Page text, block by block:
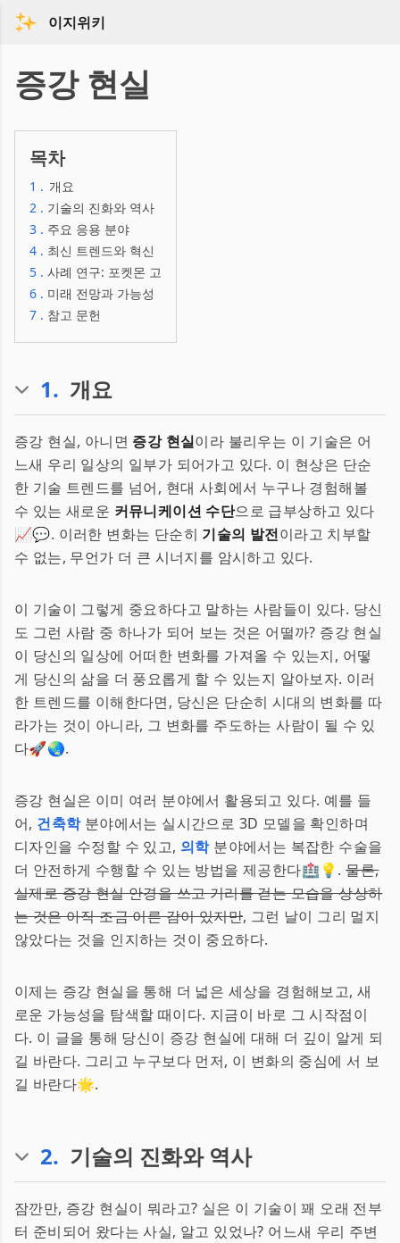
이지위키
증강 현실
목차
1 . 개요
2 . 기술의 진화와 역사
3 . 주요 응용 분야
4 . 최신 트렌드와 혁신
5 . 사례 연구: 포켓몬 고
6 . 미래 전망과 가능성
7 . 참고 문헌
1. 개요
증강 현실, 아니면 증강 현실이라 불리우는 이 기술은 어
느새 우리 일상의 일부가 되어가고 있다. 이 현상은 단순
한 기술 트렌드를 넘어, 현대 사회에서 누구나 경험해볼
수 있는 새로운 커뮤니케이션 수단으로 급부상하고 있다
📈💬. 이러한 변화는 단순히 기술의 발전이라고 치부할
수 없는, 무언가 더 큰 시너지를 암시하고 있다.
이 기술이 그렇게 중요하다고 말하는 사람들이 있다. 당신
도 그런 사람 중 하나가 되어 보는 것은 어떨까? 증강 현실
이 당신의 일상에 어떠한 변화를 가져올 수 있는지, 어떻
게 당신의 삶을 더 풍요롭게 할 수 있는지 알아보자. 이러
한 트렌드를 이해한다면, 당신은 단순히 시대의 변화를 따
라가는 것이 아니라, 그 변화를 주도하는 사람이 될 수 있
다🚀🌏.
증강 현실은 이미 여러 분야에서 활용되고 있다. 예를 들
어, 건축학분야에서는 실시간으로 3D 모델을 확인하며
디자인을 수정할 수 있고, 의학분야에서는 복잡한 수술을
더 안전하게 수행할 수 있는 방법을 제공한다🏥💡.물론,
실제로 증강 현실 안경을 쓰고 거리를 걷는 모습을 상상하
는 것은 아직 조금 이른 감이 있지만, 그런 날이 그리 멀지
않았다는 것을 인지하는 것이 중요하다.
이제는 증강 현실을 통해 더 넓은 세상을 경험해보고, 새
로운 가능성을 탐색할 때이다. 지금이 바로 그 시작점이
다. 이 글을 통해 당신이 증강 현실에 대해 더 깊이 알게 되
길 바란다. 그리고 누구보다 먼저, 이 변화의 중심에 서 보
길 바란다🌟.
2. 기술의 진화와 역사
잠깐만, 증강 현실이 뭐라고? 실은 이 기술이 꽤 오래 전부
터 준비되어 왔다는 사실, 알고 있었나? 어느새 우리 주변